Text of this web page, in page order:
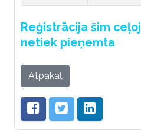
Reģistrācija šim
netiek pieņemta
Atpakaļ